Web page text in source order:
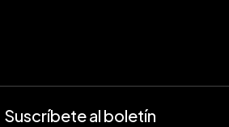
Suscríbete al boletín